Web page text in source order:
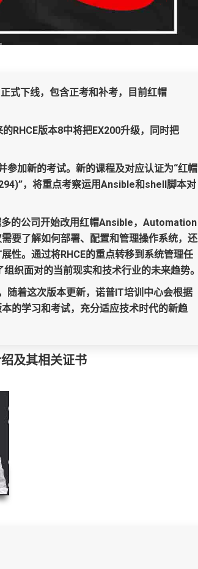
式下线，包含正考和补考，目前红帽
RHCE版本8中将把EX200升级，同时把
参加新的考试。 新的课程及对应认证为“红帽
，将重点考察运用Ansible和shell脚本对
的公司开始改用红帽Ansible，Automation
要了解如何部署、配置和管理操作系统，还
性。通过将RHCE的重点转移到系统管理任
织面对的当前现实和技术行业的未来趋势。
随着这次版本更新，诺普IT培训中心会根据
的学习和考试，充分适应技术时代的新趋
及其相关证书